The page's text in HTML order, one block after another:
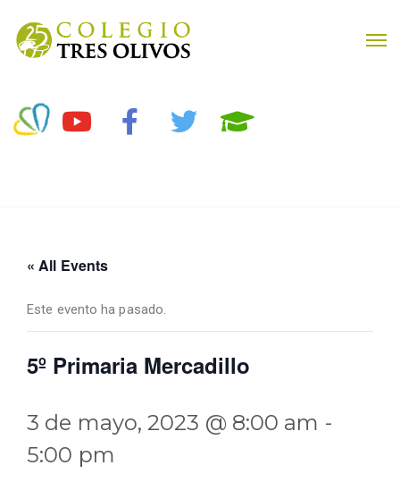
« All Events
Este evento ha pasado.
5º Primaria Mercadillo
3 de mayo, 2023 @ 8:00 am -
5:00 pm